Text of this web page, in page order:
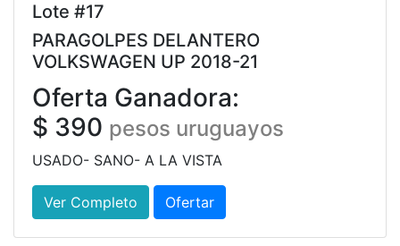
Lote #17
PARAGOLPES DELANTERO
VOLKSWAGEN UP 2018-21
Oferta Ganadora:
$ 390 pesos uruguayos
USADO- SANO- A LA VISTA
Ver Completo Ofertar